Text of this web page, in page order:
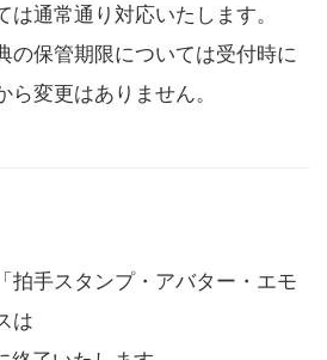
は通常通り対応いたします。
の保管期限については受付時に
変更はありません。
拍手スタンプ・アバター・エモ
は